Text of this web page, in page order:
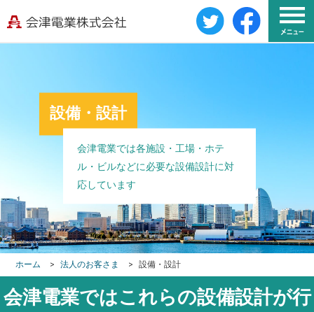
設備・設計
会津電業では各施設・工場・ホテ
ル・ビルなどに必要な設備設計に対
応しています
ホーム > 法人のお客さま > 設備・設計
会津電業ではこれらの設備設計が行